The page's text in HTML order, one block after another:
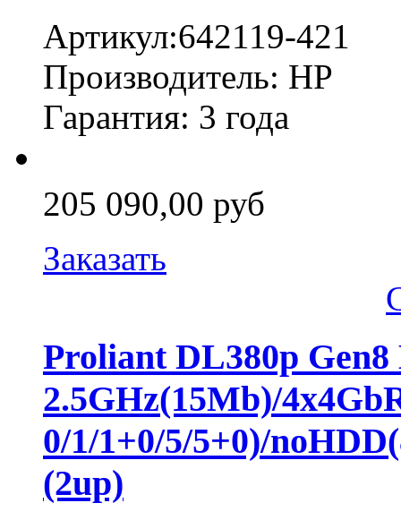
Артикул:642119-421
Производитель: HP
Гарантия: 3 года
205 090,00 руб
Заказать
Proliant DL380p Gen8
2.5GHz(15Mb)/
0/1/1+0/5/5+0)/
(2up)